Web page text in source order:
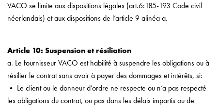
VACO se limite aux dispositions légales (art.6:185-193 Code civil
néerlandais) et aux dispositions de l’article 9 alinéa a.
Article 10: Suspension et résiliation
a. Le fournisseur VACO est habilité à suspendre les obligations ou à
résilier le contrat sans avoir à payer des dommages et intérêts, si:
• Le client ou le donneur d’ordre ne respecte ou n’a pas respecté
les obligations du contrat, ou pas dans les délais impartis ou de